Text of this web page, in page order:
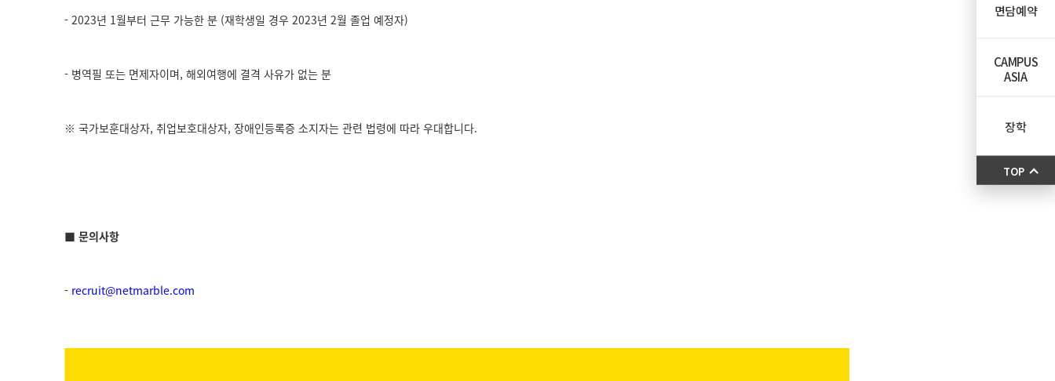
- 2023년 1월부터 근무 가능한 분 (재학생일 경우 2023년 2월 졸업 예정자)
- 병역필 또는 면제자이며, 해외여행에 결격 사유가 없는 분
※ 국가보훈대상자, 취업보호대상자, 장애인등록증 소지자는 관련 법령에 따라 우대합니다.
■ 문의사항
- recruit@netmarble.com
면담예약
CAMPUS
ASIA
장학
TOP